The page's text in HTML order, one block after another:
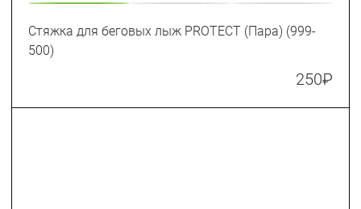
Стяжка для беговых лыж PROTECT (Пара) (999-
500)
250₽